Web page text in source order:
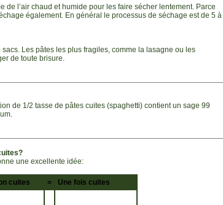
l’air chaud et humide pour les faire sécher lentement. Parce
également. En général le processus de séchage est de 5 à
Les pâtes les plus fragiles, comme la lasagne ou les
de toute brisure.
de 1/2 tasse de pâtes cuites (spaghetti) contient un sage 99
une excellente idée:
cuites =
Une fois cuites